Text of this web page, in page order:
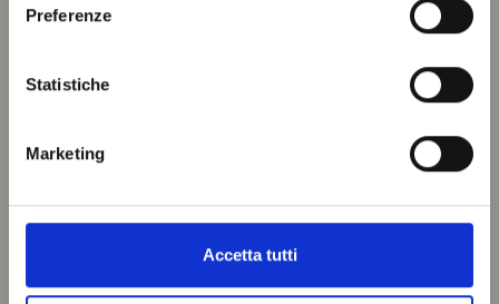
Preferenze
Statistiche
Marketing
Accetta tutti